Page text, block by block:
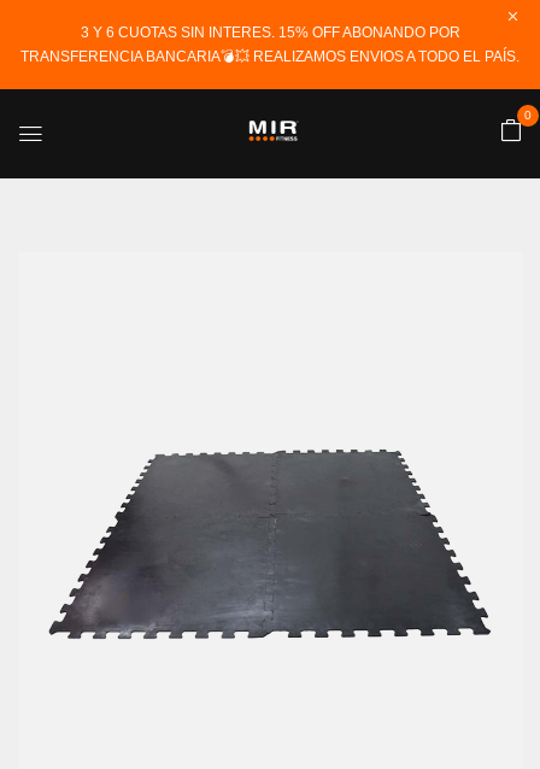
3 Y 6 CUOTAS SIN INTERES. 15% OFF ABONANDO POR
TRANSFERENCIA BANCARIA💣💥 REALIZAMOS ENVIOS A TODO EL PAÍS.
0